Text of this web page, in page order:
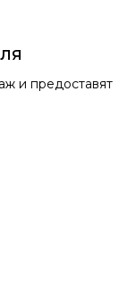
и предоставят